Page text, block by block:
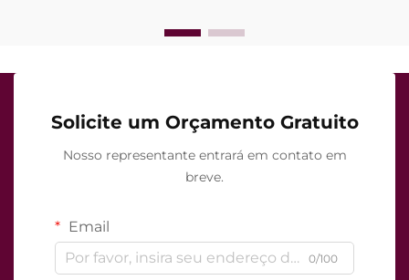
Solicite um Orçamento Gratuito
Nosso representante entrará em contato em
breve.
Email
0/100